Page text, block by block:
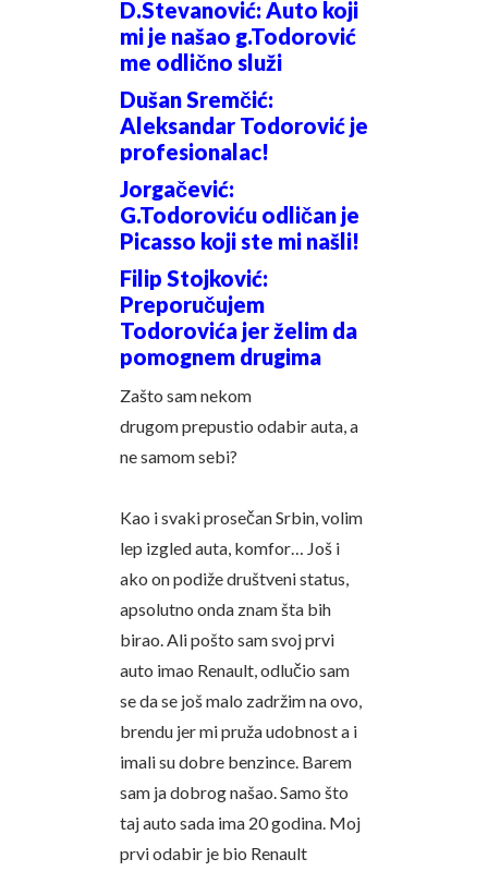
D.Stevanović: Auto koji
mi je našao g.Todorović
me odlično služi
Dušan Sremčić:
Aleksandar Todorović je
profesionalac!
Jorgačević:
G.Todoroviću odličan je
Picasso koji ste mi našli!
Filip Stojković:
Preporučujem
Todorovića jer želim da
pomognem drugima
Zašto sam nekom
drugom prepustio odabir auta, a
ne samom sebi?
Kao i svaki prosečan Srbin, volim
lep izgled auta, komfor… Još i
ako on podiže društveni status,
apsolutno onda znam šta bih
birao. Ali pošto sam svoj prvi
auto imao Renault, odlučio sam
se da se još malo zadržim na ovo,
brendu jer mi pruža udobnost a i
imali su dobre benzince. Barem
sam ja dobrog našao. Samo što
taj auto sada ima 20 godina. Moj
prvi odabir je bio Renault